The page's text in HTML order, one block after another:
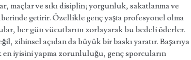
maçlar ve sıkı disiplin; yorgunluk, sakatlanma ve
getirir. Özellikle genç yaşta profesyonel olma
her gün vücutlarını zorlayarak bu bedeli öderler.
zihinsel açıdan da büyük bir baskı yaratır. Başarıya
iyisini yapma zorunluluğu, genç sporcuların